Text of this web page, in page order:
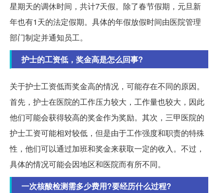
星期天的调休时间，共计7天假。除了春节假期，元旦新
年也有1天的法定假期。具体的年假放假时间由医院管理
部门制定并通知员工。
护士的工资低，奖金高是怎么回事?
关于护士工资低而奖金高的情况，可能存在不同的原因。
首先，护士在医院的工作压力较大，工作量也较大，因此
他们可能会获得较高的奖金作为奖励。其次，三甲医院的
护士工资可能相对较低，但是由于工作强度和职责的特殊
性，他们可以通过加班和奖金来获取一定的收入。不过，
具体的情况可能会因地区和医院而有所不同。
一次核酸检测需多少费用?要经历什么过程?